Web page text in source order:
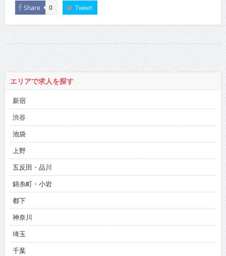
Share 0 Tweet
エリアで求人を探す
新宿
渋谷
池袋
上野
五反田・品川
錦糸町・小岩
都下
神奈川
埼玉
千葉